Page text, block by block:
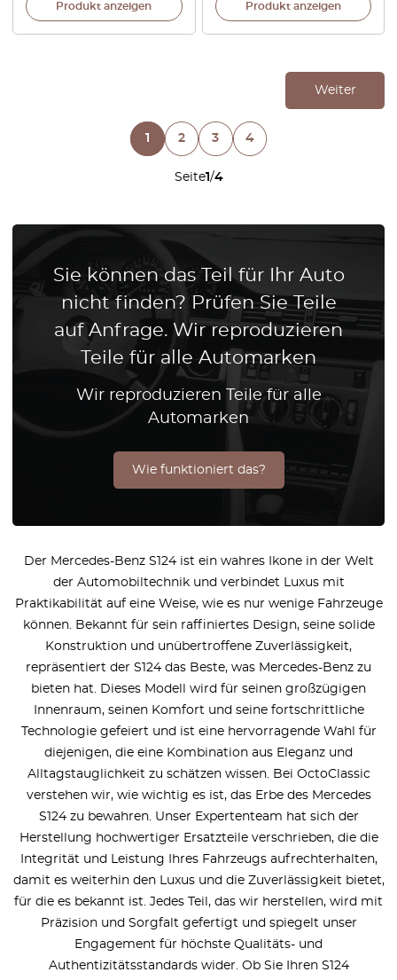
Produkt anzeigen Produkt anzeigen
Seite1/4
Weiter
1 2 3 4
Sie können das Teil für Ihr Auto
nicht finden? Prüfen Sie Teile
auf Anfrage. Wir reproduzieren
Teile für alle Automarken
Wir reproduzieren Teile für alle
Automarken
Wie funktioniert das?
Der Mercedes-Benz S124 ist ein wahres Ikone in der Welt
der Automobiltechnik und verbindet Luxus mit
Praktikabilität auf eine Weise, wie es nur wenige Fahrzeuge
können. Bekannt für sein raffiniertes Design, seine solide
Konstruktion und unübertroffene Zuverlässigkeit,
repräsentiert der S124 das Beste, was Mercedes-Benz zu
bieten hat. Dieses Modell wird für seinen großzügigen
Innenraum, seinen Komfort und seine fortschrittliche
Technologie gefeiert und ist eine hervorragende Wahl für
diejenigen, die eine Kombination aus Eleganz und
Alltagstauglichkeit zu schätzen wissen. Bei OctoClassic
verstehen wir, wie wichtig es ist, das Erbe des Mercedes
S124 zu bewahren. Unser Expertenteam hat sich der
Herstellung hochwertiger Ersatzteile verschrieben, die die
Integrität und Leistung Ihres Fahrzeugs aufrechterhalten,
damit es weiterhin den Luxus und die Zuverlässigkeit bietet,
für die es bekannt ist. Jedes Teil, das wir herstellen, wird mit
Präzision und Sorgfalt gefertigt und spiegelt unser
Engagement für höchste Qualitäts- und
Authentizitätsstandards wider. Ob Sie Ihren S124